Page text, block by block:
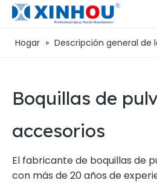
Hogar » Descripción general de
Boquillas de
accesorios
El fabricante de boquillas de
con más de 20 años de